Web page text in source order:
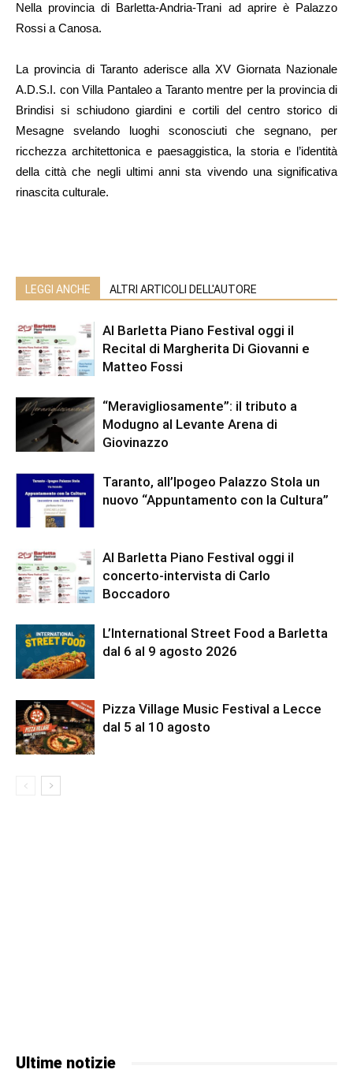
Nella provincia di Barletta-Andria-Trani ad aprire è Palazzo
Rossi a Canosa.
La provincia di Taranto aderisce alla XV Giornata Nazionale
A.D.S.I. con Villa Pantaleo a Taranto mentre per la provincia di
Brindisi si schiudono giardini e cortili del centro storico di
Mesagne svelando luoghi sconosciuti che segnano, per
ricchezza architettonica e paesaggistica, la storia e l’identità
della città che negli ultimi anni sta vivendo una significativa
rinascita culturale.
LEGGI ANCHE ALTRI ARTICOLI DELL'AUTORE
Al Barletta Piano Festival oggi il
Recital di Margherita Di Giovanni e
Matteo Fossi
“Meravigliosamente”: il tributo a
Modugno al Levante Arena di
Giovinazzo
Taranto, all’Ipogeo Palazzo Stola un
nuovo “Appuntamento con la Cultura”
Al Barletta Piano Festival oggi il
concerto-intervista di Carlo
Boccadoro
L’International Street Food a Barletta
dal 6 al 9 agosto 2026
Pizza Village Music Festival a Lecce
dal 5 al 10 agosto
Ultime notizie